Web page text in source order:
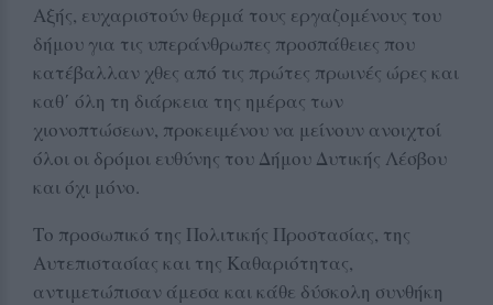
Αξής, ευχαριστούν θερμά τους εργαζομένους του
δήμου για τις υπεράνθρωπες προσπάθειες που
κατέβαλλαν χθες από τις πρώτες πρωινές ώρες και
καθ΄ όλη τη διάρκεια της ημέρας των
χιονοπτώσεων, προκειμένου να μείνουν ανοιχτοί
όλοι οι δρόμοι ευθύνης του Δήμου Δυτικής Λέσβου
και όχι μόνο.
Το προσωπικό της Πολιτικής Προστασίας, της
Αυτεπιστασίας και της Καθαριότητας,
αντιμετώπισαν άμεσα και κάθε δύσκολη συνθήκη